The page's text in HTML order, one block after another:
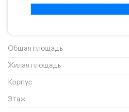
Общая площадь
Жилая площадь
Корпус
Этаж